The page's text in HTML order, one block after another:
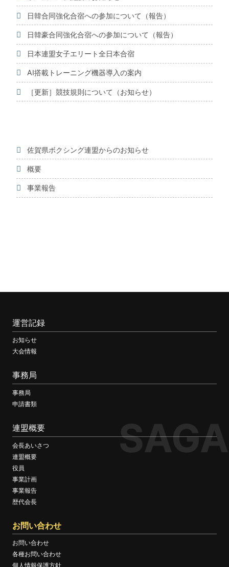
日韓合同強化合宿への参加について（報告）
日韓豪合同強化合宿への参加について（報告）
日本連盟女子エリート全日本合宿
AI搭載トレーニング機器導入の案内
［更新］競技規則について（お知らせ）
佐賀県ボクシング連盟からのお知らせ
概要
事業報告
SAGA
運営記録
お知らせ
大会情報
事務局
事務局
申請書類
連盟概要
会長あいさつ
連盟概要
役員
事業計画
事業報告
歴代会長
お問い合わせ
お問い合わせ
各種お問い合わせ
個人情報保護方針